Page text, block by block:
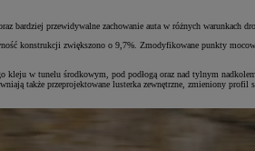
bardziej przewidywalne zachowanie auta w różnych warunkach
konstrukcji zwiększono o 9,7%. Zmodyfikowane punkty
kleju w tunelu środkowym, pod podłogą oraz nad tylnym
także przeprojektowane lusterka zewnętrzne, zmieniony profil